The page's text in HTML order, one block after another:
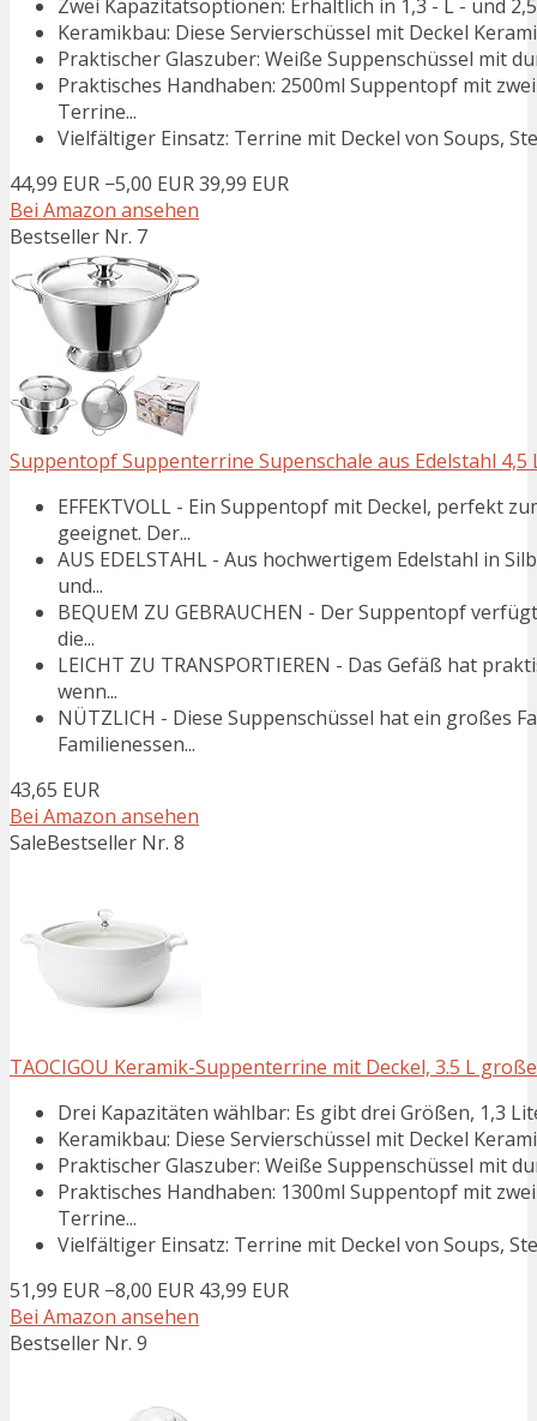
Zwei Kapazitätsoptionen: Erhältlich in 1,3 - L - und
Keramikbau: Diese Servierschüssel mit Deckel
Praktischer Glaszuber: Weiße Suppenschüssel mit
Praktisches Handhaben: 2500ml Suppentopf mit
Terrine...
Vielfältiger Einsatz: Terrine mit Deckel von Soups,
44,99 EUR −5,00 EUR39,99 EUR
Bei Amazon ansehen
Bestseller Nr. 7
Suppentopf Suppenterrine Supenschale aus Edelstahl 4,5
EFFEKTVOLL - Ein Suppentopf mit Deckel, perfekt
geeignet. Der...
AUS EDELSTAHL - Aus hochwertigem Edelstahl in
und...
BEQUEM ZU GEBRAUCHEN - Der Suppentopf
die...
LEICHT ZU TRANSPORTIEREN - Das Gefäß hat
wenn...
NÜTZLICH - Diese Suppenschüssel hat ein großes
Familienessen...
43,65 EUR
Bei Amazon ansehen
SaleBestseller Nr. 8
TAOCIGOU Keramik-Suppenterrine mit Deckel, 3.5 L
Drei Kapazitäten wählbar: Es gibt drei Größen, 1,3
Keramikbau: Diese Servierschüssel mit Deckel
Praktischer Glaszuber: Weiße Suppenschüssel mit
Praktisches Handhaben: 1300ml Suppentopf mit
Terrine...
Vielfältiger Einsatz: Terrine mit Deckel von Soups,
51,99 EUR −8,00 EUR 43,99 EUR
Bei Amazon ansehen
Bestseller Nr. 9